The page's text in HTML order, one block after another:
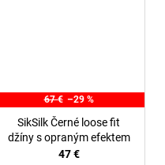
67 € –29 %
SikSilk Černé loose fit
džíny s opraným efektem
47 €